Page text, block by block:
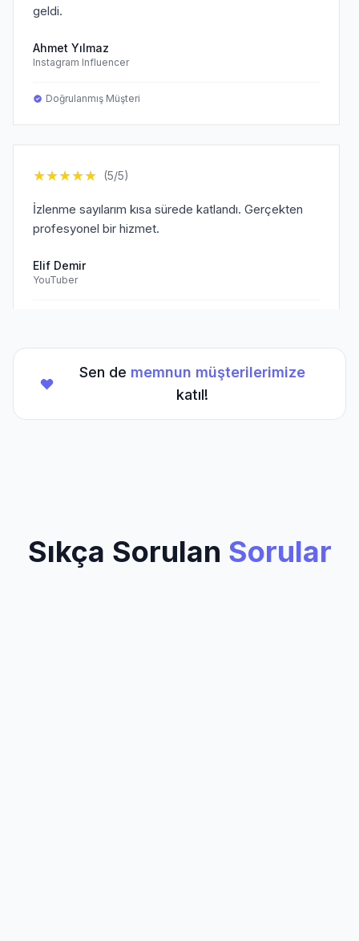
geldi.
Ahmet Yılmaz
Instagram Influencer
Doğrulanmış Müşteri
★★★★★ (5/5)
İzlenme sayılarım kısa sürede katlandı. Gerçekten
profesyonel bir hizmet.
Elif Demir
YouTuber
★★
Sen de memnun müşterilerimize
katıl!
Sıkça Sorulan Sorular